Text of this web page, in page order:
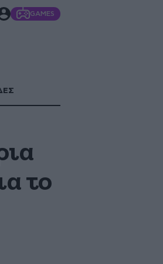
GAMES
το